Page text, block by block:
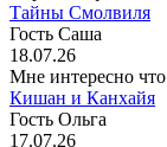
Тайны Смолвиля
Гость Саша
18.07.26
Мне интересно
Кишан и Канхайя
Гость Ольга
17.07.26